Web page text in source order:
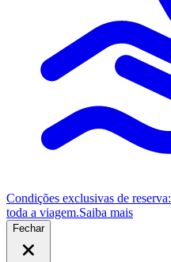
Condições exclusivas de reserva:
toda a viagem.Saiba mais
Fechar